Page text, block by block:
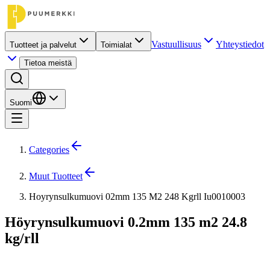
Tuotteet ja palvelut Toimialat Vastuullisuus Yhteystiedot
Tietoa meistä
Suomi
Categories
Muut Tuotteet
Hoyrynsulkumuovi 02mm 135 M2 248 Kgrll Iu0010003
Höyrynsulkumuovi 0.2mm 135 m2 24.8
kg/rll